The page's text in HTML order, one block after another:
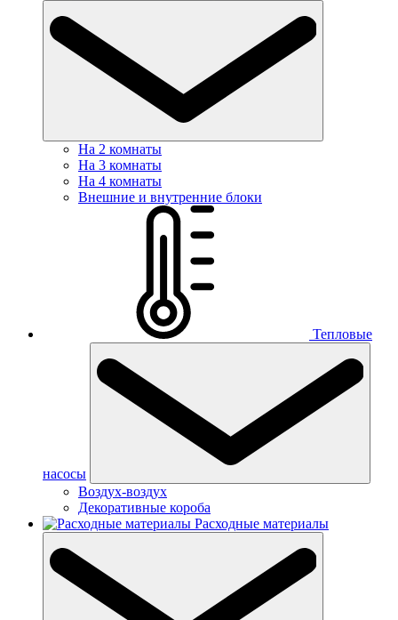
На 2 комнаты
На 3 комнаты
На 4 комнаты
Внешние и внутренние блоки
Тепловые
насосы
Воздух-воздух
Декоративные короба
Расходные материалы